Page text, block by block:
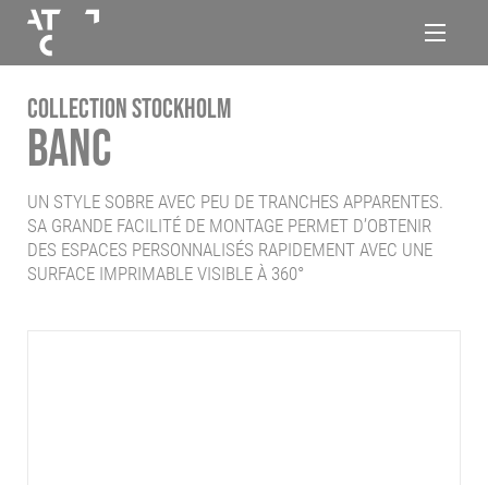
Panneau de gestion des cookies
Aller au contenu
ATC
BANC
COLLECTION STOCKHOLM
UN STYLE SOBRE AVEC PEU DE TRANCHES APPARENTES.
SA GRANDE FACILITÉ DE MONTAGE PERMET D’OBTENIR
DES ESPACES PERSONNALISÉS RAPIDEMENT AVEC UNE
SURFACE IMPRIMABLE VISIBLE À 360°